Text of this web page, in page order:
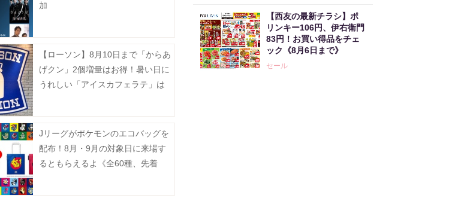
加
【ローソン】8月10日まで「からあ
げクン」2個増量はお得！暑い日に
うれしい「アイスカフェラテ」は
Jリーグがポケモンのエコバッグを
配布！8月・9月の対象日に来場す
るともらえるよ《全60種、先着
【西友の最新チラシ】ポ
リンキー106円、伊右衛門
83円！お買い得品をチェ
ック《8月6日まで》
セール